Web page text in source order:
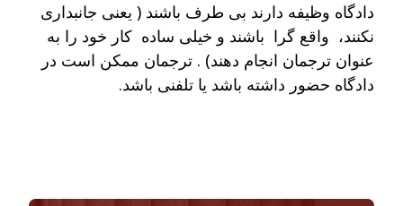
دادگاه وظیفه دارند بی طرف باشند ( یعنی جانبداری
نکنند، واقع گرا باشند و خیلی ساده کار خود را به
عنوان ترجمان انجام دهند) . ترجمان ممکن است در
دادگاه حضور داشته باشد یا تلفنی باشد.